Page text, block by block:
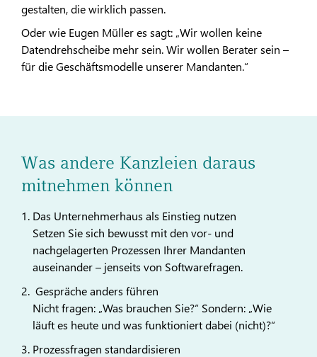
gestalten, die wirklich passen.
Oder wie Eugen Müller es sagt: „Wir wollen keine
Datendrehscheibe mehr sein. Wir wollen Berater sein –
für die Geschäftsmodelle unserer Mandanten.“
Was andere Kanzleien daraus
mitnehmen können
Das Unternehmerhaus als Einstieg nutzen
Setzen Sie sich bewusst mit den vor- und
nachgelagerten Prozessen Ihrer Mandanten
auseinander – jenseits von Softwarefragen.
Gespräche anders führen
Nicht fragen: „Was brauchen Sie?“ Sondern: „Wie
läuft es heute und was funktioniert dabei (nicht)?“
Prozessfragen standardisieren